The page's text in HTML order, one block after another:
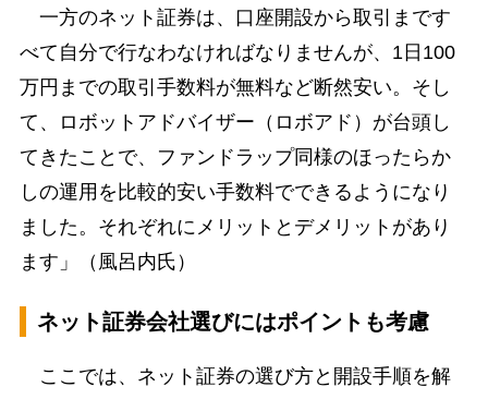
一方のネット証券は、口座開設から取引まです
べて自分で行なわなければなりませんが、1日100
万円までの取引手数料が無料など断然安い。そし
て、ロボットアドバイザー（ロボアド）が台頭し
てきたことで、ファンドラップ同様のほったらか
しの運用を比較的安い手数料でできるようになり
ました。それぞれにメリットとデメリットがあり
ます」（風呂内氏）
ネット証券会社選びにはポイントも考慮
ここでは、ネット証券の選び方と開設手順を解